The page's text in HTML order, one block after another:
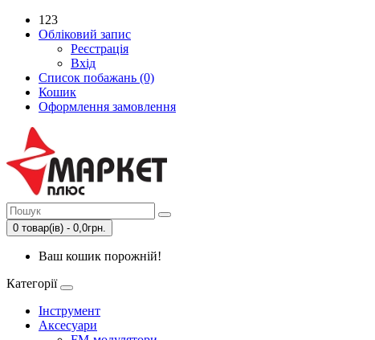
123
Обліковий запис
Реєстрація
Вхід
Список побажань (0)
Кошик
Оформлення замовлення
0 товар(ів) - 0,0грн.
Ваш кошик порожній!
Категорії
Інструмент
Аксесуари